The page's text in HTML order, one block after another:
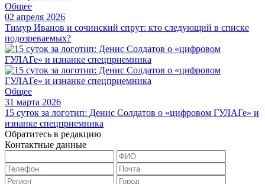
Общее
02 апреля 2026
Тимур Иванов и сочинский спрут: кто следующий в списке
подозреваемых?
Общее
31 марта 2026
15 суток за логотип: Денис Солдатов о «цифровом ГУЛАГе» и
изнанке спецприемника
Обратитесь в редакцию
Контактные данные